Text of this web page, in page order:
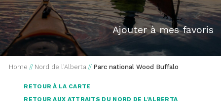
Ajouter à mes favoris
Home // Nord de l'Alberta // Parc national Wood Buffalo
RETOUR À LA CARTE
RETOUR AUX ATTRAITS DU NORD DE L'ALBERTA